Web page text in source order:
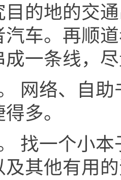
目的地的交
汽车。再顺
成一条线，
网络、自
多。
找一个小
及其他有用